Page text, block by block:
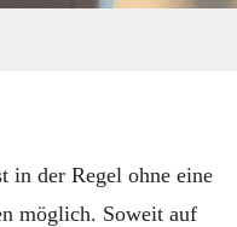
in der Regel ohne eine
möglich. Soweit auf